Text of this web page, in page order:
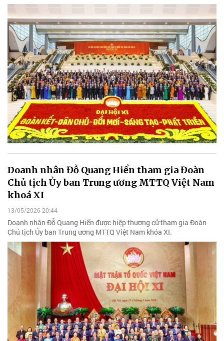
Doanh nhân Đỗ Quang Hiển tham gia Đoàn
Chủ tịch Ủy ban Trung ương MTTQ Việt Nam
khoá XI
13/05/2026 20:44
Doanh nhân Đỗ Quang Hiển được hiệp thương cử tham gia Đoàn
Chủ tịch Ủy ban Trung ương MTTQ Việt Nam khóa XI.